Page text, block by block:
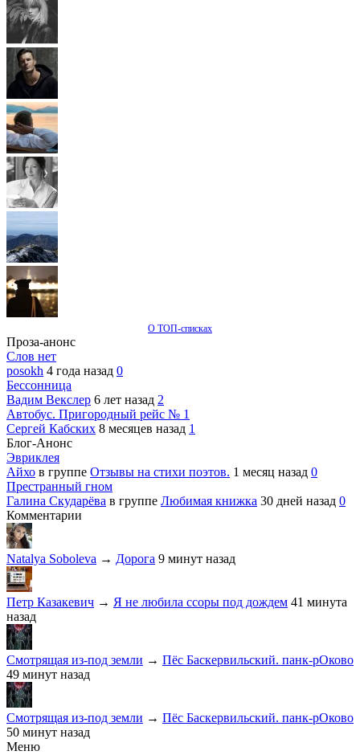
О ТОП-списках
Проза-анонс
Слов нет
posokh 4 года назад 0
Бессонница
Вадим Векслер 6 лет назад 2
Автобус. Пригородный рейс № 1
Сергей Кабских 8 месяцев назад 1
Блог-Анонс
Эвриклея
Айхо в группе Отзывы на стихи поэтов. 1 месяц назад 0
Престранный гном
Галина Скударёва в группе Любимая книжка 30 дней назад 0
Комментарии
Natalya Soboleva → Дорога 9 минут назад
Петр Казакевич → Я не любила ссоры под дождем 41 минута
назад
Смотрящая из-под земли → Пёс Баскервильский. панк-рОково
49 минут назад
Смотрящая из-под земли → Пёс Баскервильский. панк-рОково
50 минут назад
Меню